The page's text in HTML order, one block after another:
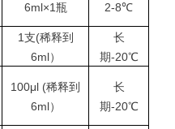
6ml×1瓶 2-8℃
1支(稀释到
6ml）
长
期-20℃
100μl (稀释到
6ml）
长
期-20℃